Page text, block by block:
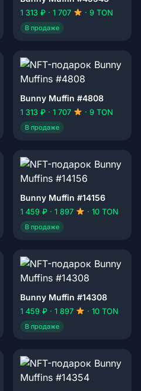
1 313 ₽ · 1 707 · 9 TON
В продаже
Bunny Muffin #4808
1 313 ₽ · 1 707 · 9 TON
В продаже
Bunny Muffin #14156
1 459 ₽ · 1 897 · 10 TON
В продаже
Bunny Muffin #14308
1 459 ₽ · 1 897 · 10 TON
В продаже